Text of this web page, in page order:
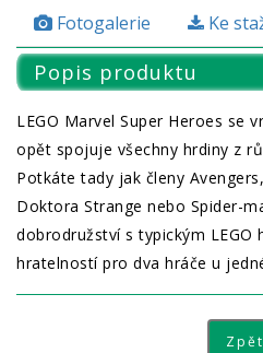
Fotogalerie
Ke
Popis produktu
LEGO Marvel Super Heroes se
opět spojuje všechny hrdiny z
Potkáte tady jak členy
Doktora Strange nebo Spider-
dobrodružství s typickým LEGO
hratelností pro dva hráče u